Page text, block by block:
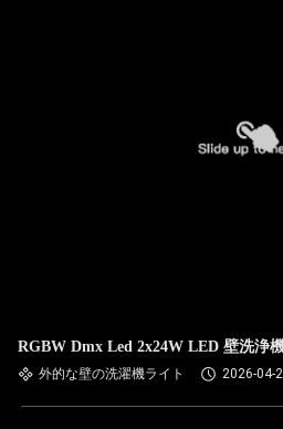
RGBW Dmx Led 2x24W LED 壁洗浄
外的な壁の洗濯機ライト 2026-04-